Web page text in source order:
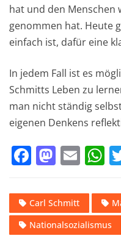
hat und den Menschen
genommen hat. Heute
einfach ist, dafür eine
In jedem Fall ist es
Schmitts Leben zu
man nicht ständig
eigenen Denkens
F
c
e
b
M
st
o
d
E
ai
l s
A
Carl Schmitt
Nationalsozialismus